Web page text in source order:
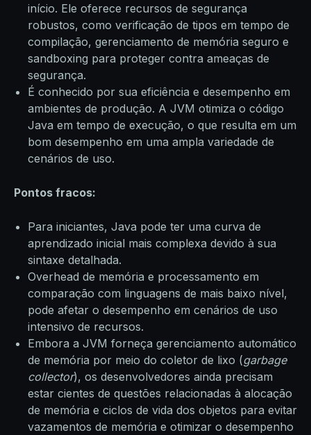
início. Ele oferece recursos de segurança
robustos, como verificação de tipos em tempo de
compilação, gerenciamento de memória seguro e
sandboxing para proteger contra ameaças de
segurança.
É conhecido por sua eficiência e desempenho em
ambientes de produção. A JVM otimiza o código
Java em tempo de execução, o que resulta em um
bom desempenho em uma ampla variedade de
cenários de uso.
Pontos fracos:
Para iniciantes, Java pode ter uma curva de
aprendizado inicial mais complexa devido à sua
sintaxe detalhada.
Overhead de memória e processamento em
comparação com linguagens de mais baixo nível,
pode afetar o desempenho em cenários de uso
intensivo de recursos.
Embora a JVM forneça gerenciamento automático
de memória por meio do coletor de lixo (garbage
collector), os desenvolvedores ainda precisam
estar cientes de questões relacionadas à alocação
de memória e ciclos de vida dos objetos para evitar
vazamentos de memória e otimizar o desempenho